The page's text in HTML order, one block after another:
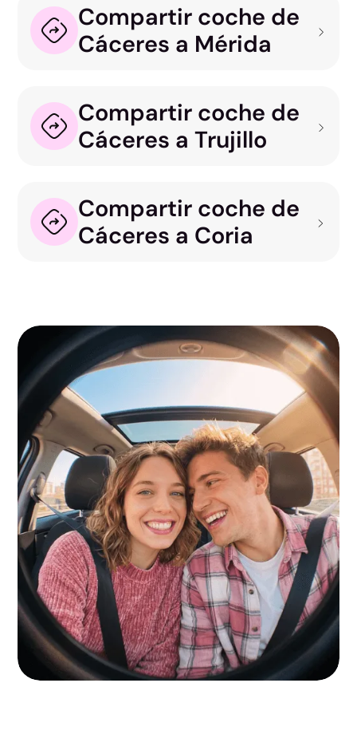
Compartir coche de
Cáceres a Mérida
Compartir coche de
Cáceres a Trujillo
Compartir coche de
Cáceres a Coria